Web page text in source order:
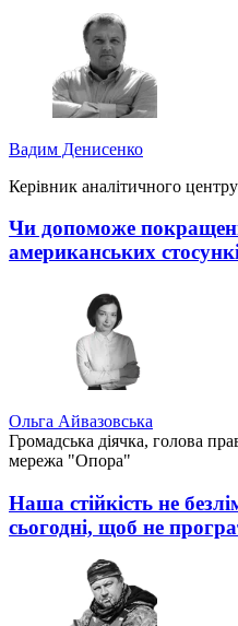
Вадим Денисенко
Керівник аналітичного
Чи допоможе
американських
Ольга Айвазовська
Громадська діячка, голова
мережа "Опора"
Наша стійкість не
сьогодні, щоб не